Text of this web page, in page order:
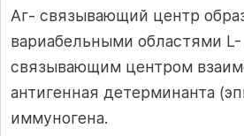
Аг- связывающий центр
вариабельными областями
связывающим центром
антигенная детерминанта
иммуногена.